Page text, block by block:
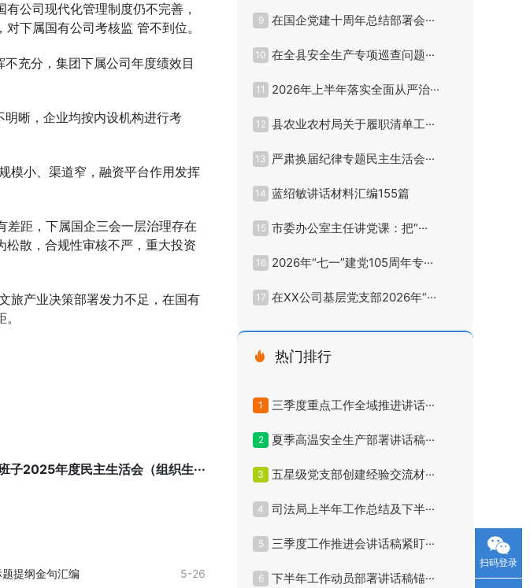
公司现代化管理制度仍不完善，
下属国有公司考核监 管不到位。
充分，集团下属公司年度绩效目
晰，企业均按内设机构进行考
模小、渠道窄，融资平台作用发挥
差距，下属国企三会一层治理存在
散，合规性审核不严，重大投资
旅产业决策部署发力不足，在国有
子2025年度民主生活会（组织生···
提纲金句汇编 5-26
9 在国企党建十周年总结部署会···
10 在全县安全生产专项巡查问题···
11 2026年上半年落实全面从严治···
12 县农业农村局关于履职清单工···
13 严肃换届纪律专题民主生活会···
14 蓝绍敏讲话材料汇编155篇
15 市委办公室主任讲党课：把“···
16 2026年“七一”建党105周年专···
17 在XX公司基层党支部2026年“···
热门排行
1 三季度重点工作全域推进讲话···
2 夏季高温安全生产部署讲话稿···
3 五星级党支部创建经验交流材···
4 司法局上半年工作总结及下半···
5 三季度工作推进会讲话稿紧盯···
6 下半年工作动员部署讲话稿锚···
扫码登录